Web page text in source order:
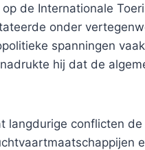
de Internationale
onder
spanningen
hij dat de
langdurige conflicten